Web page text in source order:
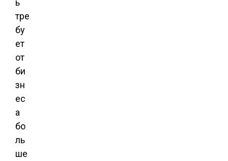
ь
тре
бу
ет
от
би
зн
ес
а
бо
ль
ше